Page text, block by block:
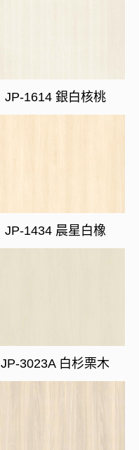
JP-1614 銀白核桃
JP-1434 晨星白橡
JP-3023A 白杉栗木